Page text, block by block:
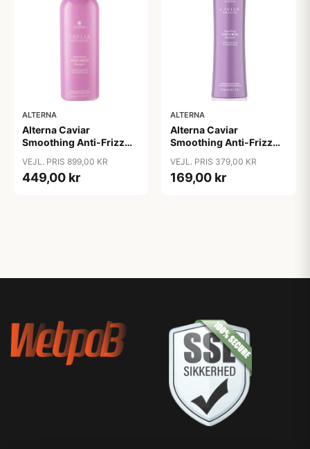
ALTERNA
Alterna Caviar
Smoothing Anti-Frizz
VEJL. PRIS 899,00 KR
449,00 kr
ALTERNA
Alterna Caviar
Smoothing Anti-Frizz
VEJL. PRIS 379,00 KR
169,00 kr